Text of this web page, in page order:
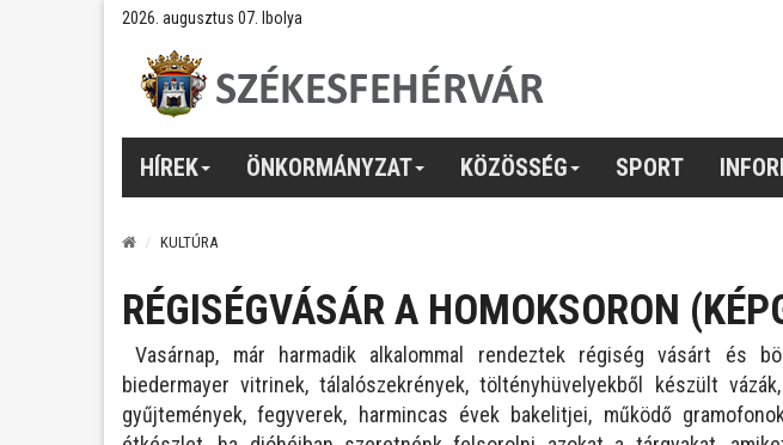
2026. augusztus 07. Ibolya
HÍREK ÖNKORMÁNYZAT KÖZÖSSÉG SPORT
KULTÚRA
RÉGISÉGVÁSÁR A HOMOKSORON
Vasárnap, már harmadik alkalommal rendeztek régiség vásárt és
biedermayer vitrinek, tálalószekrények, töltényhüvelyekből készült
gyűjtemények, fegyverek, harmincas évek bakelitjei, működő